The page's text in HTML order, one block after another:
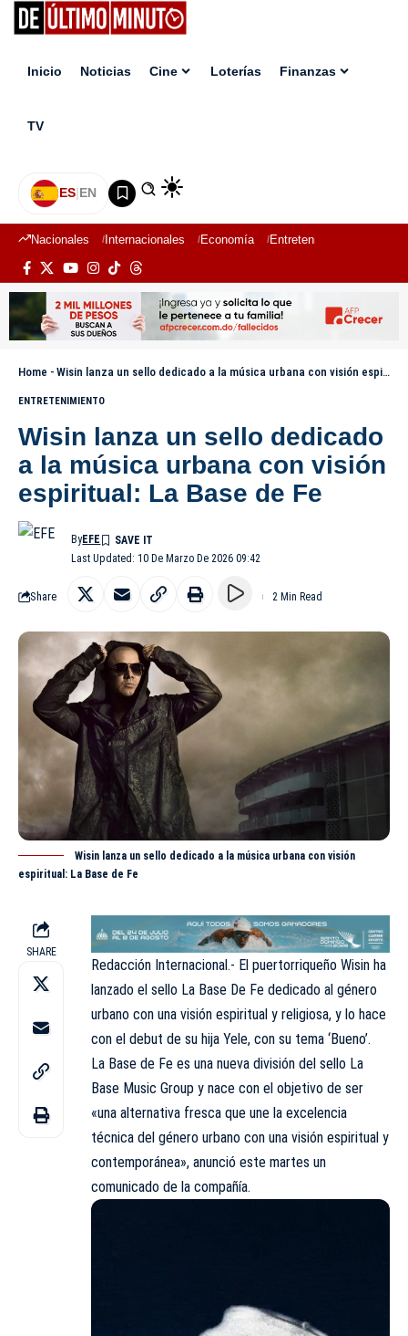
Inicio Noticias Cine Loterías Finanzas
TV
ES|EN
Nacionales Internacionales Economía Entretenimiento
Home - Wisin lanza un sello dedicado a la música urbana con visión espiritual: La Base de Fe
ENTRETENIMIENTO
Wisin lanza un sello dedicado
a la música urbana con visión
espiritual: La Base de Fe
Last Updated: 10 De Marzo De 2026 09:42
ByEFE
Share 2 Min Read
Wisin lanza un sello dedicado a la música urbana con visión
espiritual: La Base de Fe
SHARE
Redacción Internacional.- El puertorriqueño Wisin ha
lanzado el sello La Base De Fe dedicado al género
urbano con una visión espiritual y religiosa, y lo hace
con el debut de su hija Yele, con su tema ‘Bueno’.
La Base de Fe es una nueva división del sello La
Base Music Group y nace con el objetivo de ser
«una alternativa fresca que une la excelencia
técnica del género urbano con una visión espiritual y
contemporánea», anunció este martes un
comunicado de la compañía.